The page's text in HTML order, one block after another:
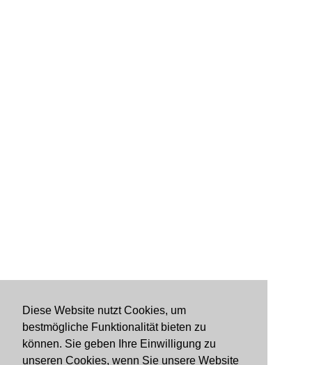
Diese Website nutzt Cookies, um
bestmögliche Funktionalität bieten zu
können. Sie geben Ihre Einwilligung zu
unseren Cookies, wenn Sie unsere Website